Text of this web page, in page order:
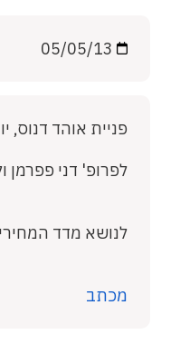
פניית אוהד דנוס,
לפרופ' דני פפרמן
לנושא מדד
מכתב